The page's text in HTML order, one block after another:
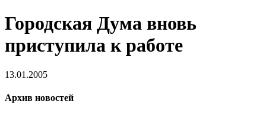
Городская Дума вновь
приступила к работе
13.01.2005
Архив новостей